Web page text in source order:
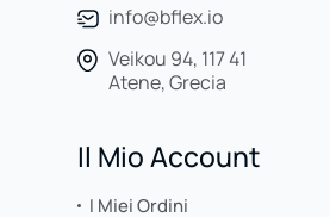
info@bflex.io
Veikou 94, 117 41
Atene, Grecia
Il Mio Account
I Miei Ordini